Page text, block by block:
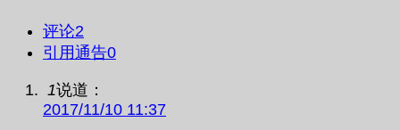
评论2
引用通告0
1说道：
2017/11/10 11:37